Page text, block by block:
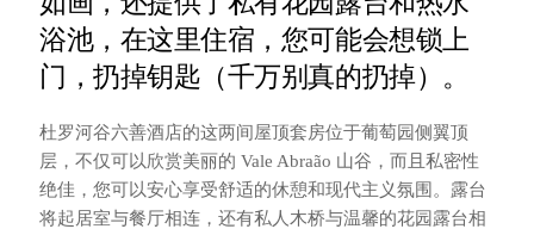
浴池，在这里住宿，您可能会想锁上
门，扔掉钥匙（千万别真的扔掉）。
杜罗河谷六善酒店的这两间屋顶套房位于葡萄园侧翼顶
层，不仅可以欣赏美丽的 Vale Abraão 山谷，而且私密性
绝佳，您可以安心享受舒适的休憩和现代主义氛围。露台
将起居室与餐厅相连，还有私人木桥与温馨的花园露台相